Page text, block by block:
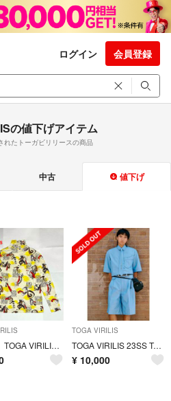
ログイン 会員登録
の値下げアイテム
れたトーガビリリースの商品
中古 値下げ
【人気】TOGA VIRILIS TOGA ARCHIVES タートルネック
TOGA VIRILIS
TOGA VIRILIS 23SS Typewriter short shirt
¥ 10,000